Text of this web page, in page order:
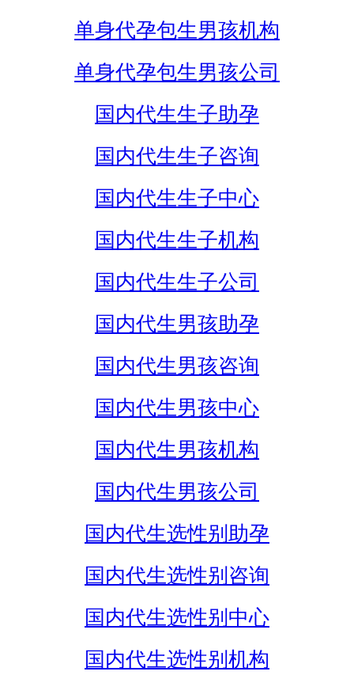
单身代孕包生男孩机构
单身代孕包生男孩公司
国内代生生子助孕
国内代生生子咨询
国内代生生子中心
国内代生生子机构
国内代生生子公司
国内代生男孩助孕
国内代生男孩咨询
国内代生男孩中心
国内代生男孩机构
国内代生男孩公司
国内代生选性别助孕
国内代生选性别咨询
国内代生选性别中心
国内代生选性别机构